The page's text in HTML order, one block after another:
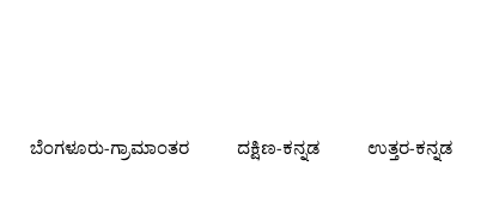
ಬೆಂಗಳೂರು-ಗ್ರಾಮಾಂತರ ದಕ್ಷಿಣ-ಕನ್ನಡ ಉತ್ತರ-ಕನ್ನಡ